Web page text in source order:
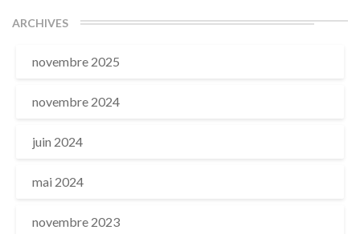
ARCHIVES
novembre 2025
novembre 2024
juin 2024
mai 2024
novembre 2023